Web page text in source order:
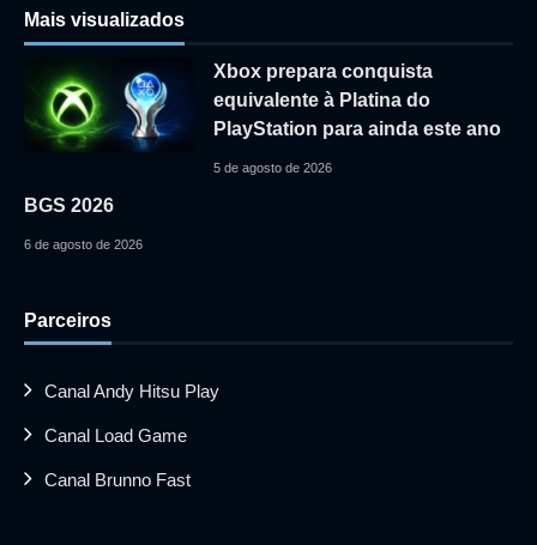
Mais visualizados
Xbox prepara conquista
equivalente à Platina do
PlayStation para ainda este ano
5 de agosto de 2026
BGS 2026
6 de agosto de 2026
Parceiros
Canal Andy Hitsu Play
Canal Load Game
Canal Brunno Fast